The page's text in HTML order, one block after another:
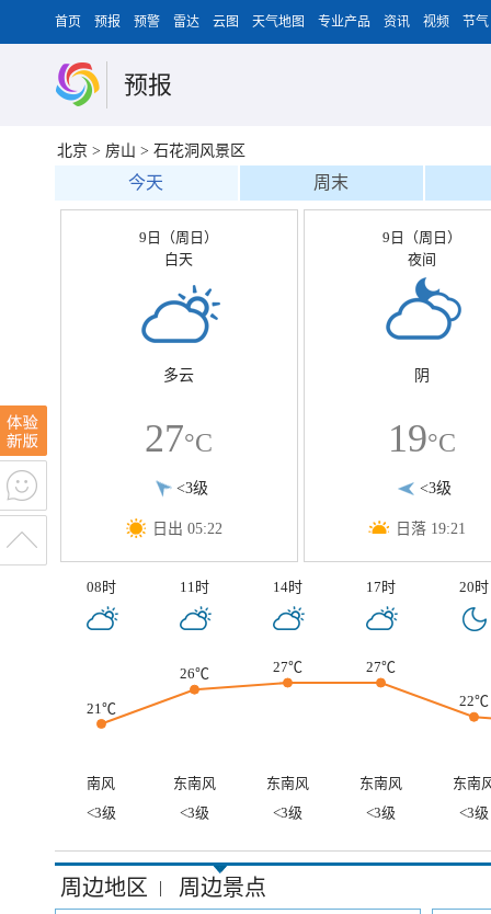
首页 预报 预警 雷达 云图 天气地图 专业产品 资讯 视频 节气
预报
北京 > 房山 > 石花洞风景区
今天 周末
9日（周日）
白天
多云
27°C
<3级
日出 05:22
9日（周日）
夜间
阴
19°C
<3级
日落 19:21
08时 11时 14时 17时 20时
21℃
26℃ 27℃ 27℃
22℃
南风 东南风 东南风 东南风
东南
<3级
<3级 <3级 <3级 <3级
周边地区 | 周边景点